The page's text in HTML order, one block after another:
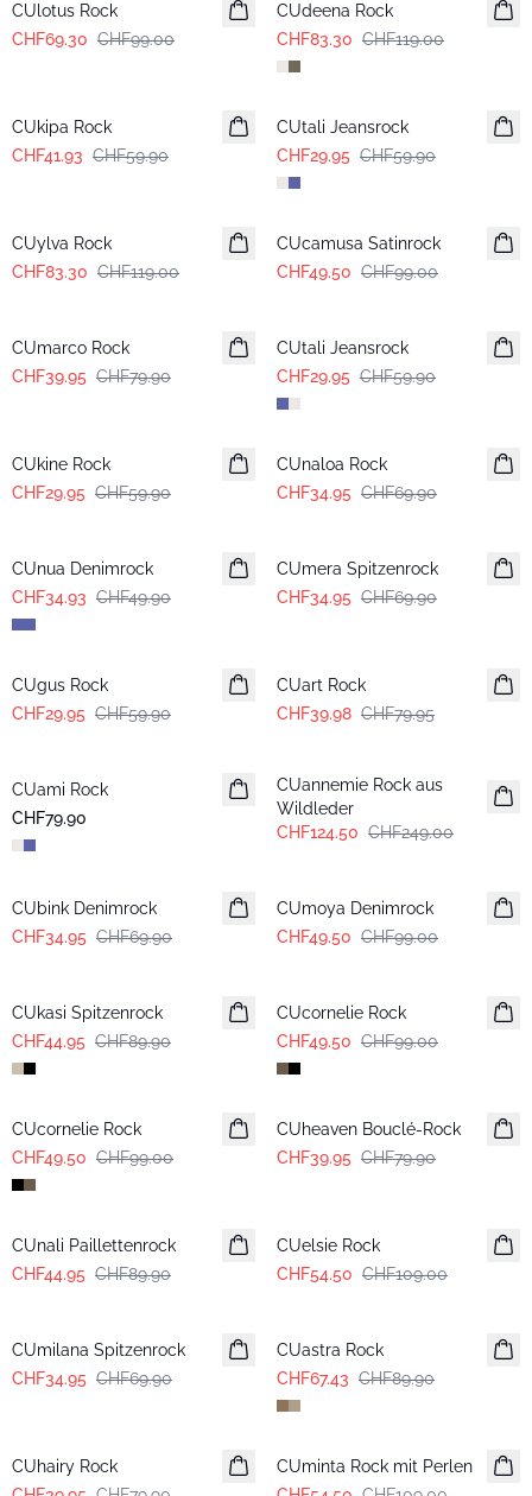
CUlotus Rock
CHF69.30 CHF99.00
CUdeena Rock
CHF83.30 CHF119.00
CUkipa Rock
CHF41.93 CHF59.90
-50%
CUtali Jeansrock
CHF29.95 CHF59.90
CUylva Rock
CHF83.30 CHF119.00
-50%
CUcamusa Satinrock
CHF49.50 CHF99.00
CUmarco Rock
CHF39.95 CHF79.90
CUtali Jeansrock
CHF29.95 CHF59.90
CUkine Rock
CHF29.95 CHF59.90
-50%
CUnaloa Rock
CHF34.95 CHF69.90
CUnua Denimrock
CHF34.93 CHF49.90
CUmera Spitzenrock
CHF34.95 CHF69.90
-50%
CUgus Rock
CHF29.95 CHF59.90
CUart Rock
CHF39.98 CHF79.95
Neuheiten
CUami Rock
CHF79.90
CUannemie Rock aus
Wildleder
CHF124.50 CHF249.00
CUbink Denimrock
CHF34.95 CHF69.90
CUmoya Denimrock
CHF49.50 CHF99.00
CUkasi Spitzenrock
CHF44.95 CHF89.90
CUcornelie Rock
CHF49.50 CHF99.00
-50%
CUcornelie Rock
CHF49.50 CHF99.00
-50%
CUheaven Bouclé-Rock
CHF39.95 CHF79.90
-50%
CUnali Paillettenrock
CHF44.95 CHF89.90
CUelsie Rock
CHF54.50 CHF109.00
CUmilana Spitzenrock
CHF34.95 CHF69.90
CUastra Rock
CHF67.43 CHF89.90
CUhairy Rock
-50%
CUminta Rock mit Perlen